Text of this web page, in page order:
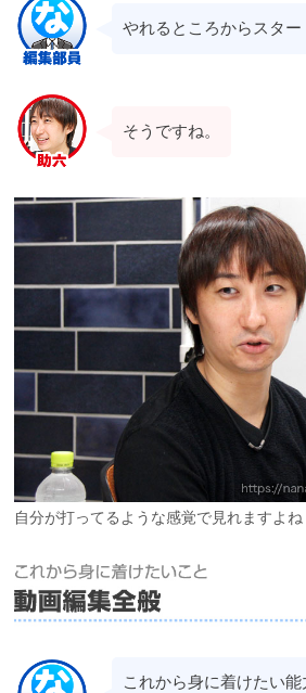
やれるところからスター
そうですね。
自分が打ってるような感覚で見れますよね
これから身に着けたい